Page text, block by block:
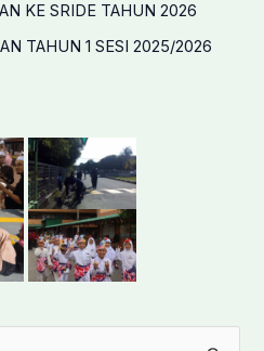
KE SRIDE TAHUN 2026
TAHUN 1 SESI 2025/2026